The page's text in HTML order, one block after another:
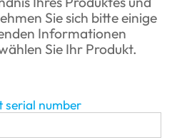
Sie sich bitte einige
Informationen
Sie Ihr Produkt.
serial number